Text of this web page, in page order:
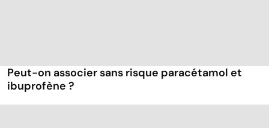
Peut-on associer sans risque paracétamol et
ibuprofène ?